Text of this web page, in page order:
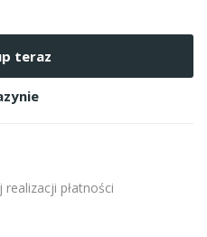
teraz
płatności